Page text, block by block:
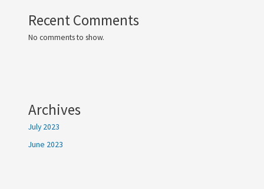
Recent Comments
No comments to show.
Archives
July 2023
June 2023